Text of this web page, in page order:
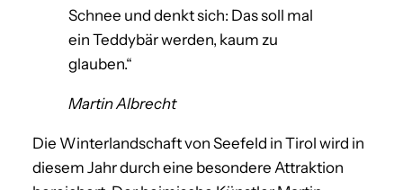
Schnee und denkt sich: Das soll mal
ein Teddybär werden, kaum zu
glauben.“
Martin Albrecht
Die Winterlandschaft von Seefeld in Tirol wird in
diesem Jahr durch eine besondere Attraktion